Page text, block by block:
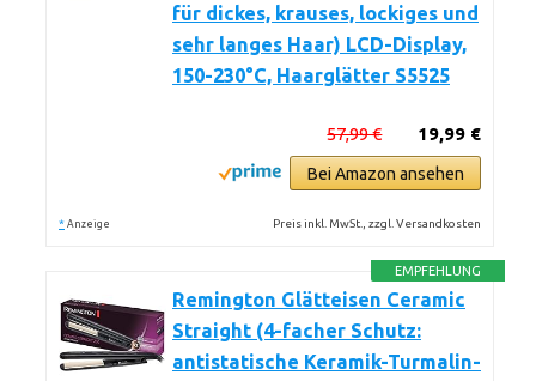
für dickes, krauses, lockiges und
sehr langes Haar) LCD-Display,
150-230°C, Haarglätter S5525
19,99 €
57,99 €
Bei Amazon ansehen
* Anzeige Preis inkl. MwSt., zzgl. Versandkosten
EMPFEHLUNG
Remington Glätteisen Ceramic
Straight (4-facher Schutz:
antistatische Keramik-Turmalin-